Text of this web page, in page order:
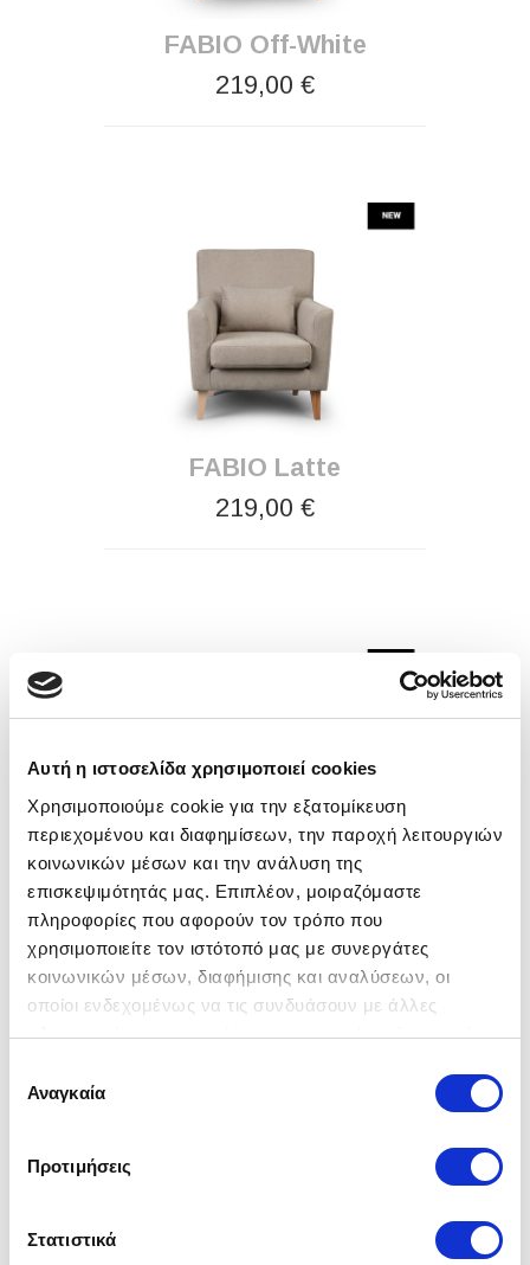
Αυτή η ιστοσελίδα χρησιμοποιεί cookies
Χρησιμοποιούμε cookie για την εξατομίκευση
περιεχομένου και διαφημίσεων, την παροχή λειτουργιών
κοινωνικών μέσων και την ανάλυση της
επισκεψιμότητάς μας. Επιπλέον, μοιραζόμαστε
πληροφορίες που αφορούν τον τρόπο που
χρησιμοποιείτε τον ιστότοπό μας με συνεργάτες
κοινωνικών μέσων, διαφήμισης και αναλύσεων, οι
οποίοι ενδεχομένως να τις συνδυάσουν με άλλες
πληροφορίες που τους έχετε παραχωρήσει ή τις οποίες
των υπηρεσιών τους.
συγκατάθεσης
Αναγκαία
Προτιμήσεις
Στατιστικά
FABIO Off-White
219,00 €
FABIO Latte
219,00 €
FABIO Γκρι
219,00 €